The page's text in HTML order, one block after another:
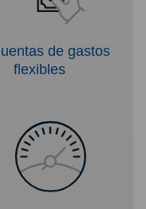
de gastos
flexibles